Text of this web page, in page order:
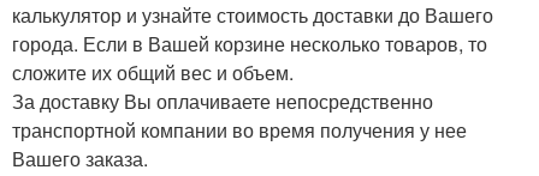
калькулятор и узнайте стоимость доставки до Вашего
города. Если в Вашей корзине несколько товаров, то
сложите их общий вес и объем.
За доставку Вы оплачиваете непосредственно
транспортной компании во время получения у нее
Вашего заказа.